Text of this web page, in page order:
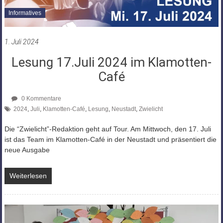
Informatives
1. Juli 2024
Lesung 17.Juli 2024 im Klamotten-
Café
0 Kommentare
2024, Juli, Klamotten-Café, Lesung, Neustadt, Zwielicht
Die “Zwielicht”-Redaktion geht auf Tour. Am Mittwoch, den 17. Juli
ist das Team im Klamotten-Café in der Neustadt und präsentiert die
neue Ausgabe
Weiterlesen